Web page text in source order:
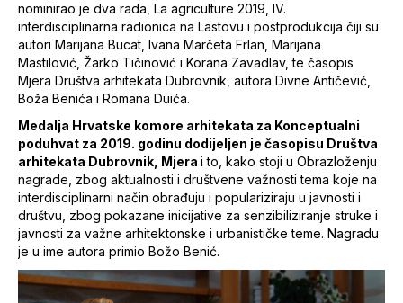
nominirao je dva rada, La agriculture 2019, IV.
interdisciplinarna radionica na Lastovu i postprodukcija čiji su
autori Marijana Bucat, Ivana Marčeta Frlan, Marijana
Mastilović, Žarko Tičinović i Korana Zavadlav, te časopis
Mjera Društva arhitekata Dubrovnik, autora Divne Antičević,
Boža Benića i Romana Duića.
Medalja Hrvatske komore arhitekata za Konceptualni
poduhvat za 2019. godinu dodijeljen je časopisu Društva
arhitekata Dubrovnik, Mjera i to, kako stoji u Obrazloženju
nagrade, zbog aktualnosti i društvene važnosti tema koje na
interdisciplinarni način obrađuju i populariziraju u javnosti i
društvu, zbog pokazane inicijative za senzibiliziranje struke i
javnosti za važne arhitektonske i urbanističke teme. Nagradu
je u ime autora primio Božo Benić.